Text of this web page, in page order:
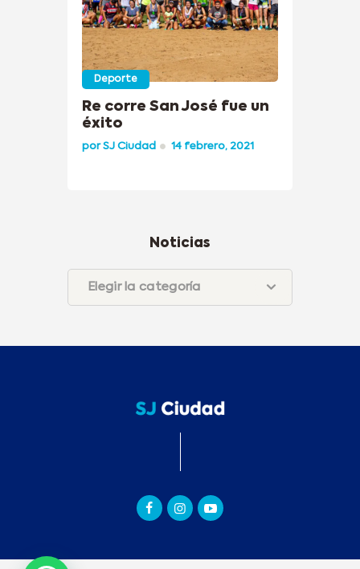
Deporte
Re corre San José fue un
éxito
porSJ Ciudad 14 febrero, 2021
Noticias